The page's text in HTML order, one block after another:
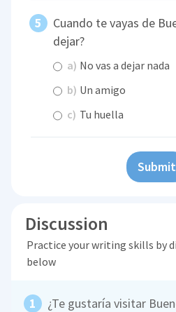
Cuando te vayas de
dejar?
a) No vas a dejar nada
b) Un amigo
c) Tu huella
Submit
Discussion
Practice your writing skills by
below
¿Te gustaría visitar